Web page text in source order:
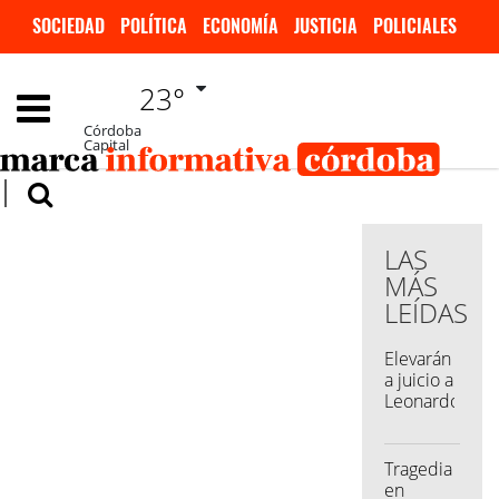
SOCIEDAD POLÍTICA ECONOMÍA JUSTICIA
POLICIALES
ESPECTÁCULOS
23°
Córdoba
Capital
LAS
MÁS
LEÍDAS
Elevarán
a juicio a
Leonardo
por la
Causa
Generación
Tragedia
en